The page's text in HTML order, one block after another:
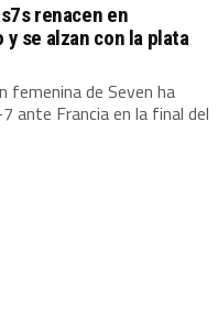
renacen en
y se alzan con la plata
femenina de Seven ha
ante Francia en la final del